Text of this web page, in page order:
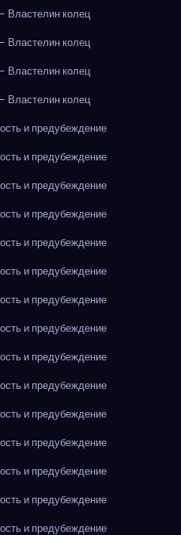
Властелин колец
Властелин колец
Властелин колец
Властелин колец
и предубеждение
и предубеждение
и предубеждение
и предубеждение
и предубеждение
и предубеждение
и предубеждение
и предубеждение
и предубеждение
и предубеждение
и предубеждение
и предубеждение
и предубеждение
и предубеждение
и предубеждение